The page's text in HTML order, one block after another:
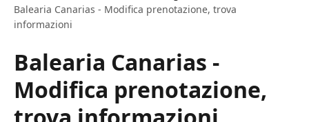
Balearia Canarias - Modifica prenotazione, trova
informazioni
Balearia Canarias -
Modifica prenotazione,